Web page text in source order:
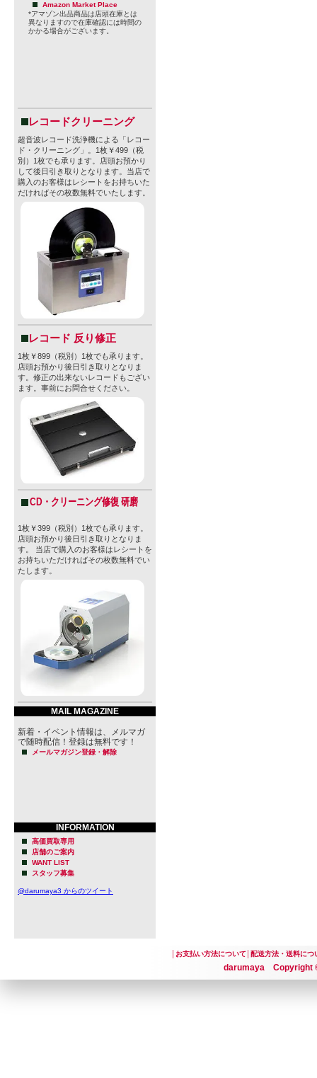
Amazon Market Place
*アマゾン出品商品は店頭在庫とは
異なりますので在庫確認には時間の
かかる場合がございます。
レコードクリーニング
超音波レコード洗浄機による「レコー
ド・クリーニング」。1枚￥499（税
別）1枚でも承ります。店頭お預かり
して後日引き取りとなります。当店で
購入のお客様はレシートをお持ちいた
だければその枚数無料でいたします。
レコード 反り修正
1枚￥899（税別）1枚でも承ります。
店頭お預かり後日引き取りとなりま
す。修正の出来ないレコードもござい
ます。事前にお問合せください。
CD・クリーニング修復 研磨
1枚￥399（税別）1枚でも承ります。
店頭お預かり後日引き取りとなりま
す。 当店で購入のお客様はレシートを
お持ちいただければその枚数無料でい
たします。
MAIL MAGAZINE
新着・イベント情報は、メルマガ
で随時配信！登録は無料です！
メールマガジン登録・解除
INFORMATION
高価買取専用
店舗のご案内
WANT LIST
スタッフ募集
@darumaya3 からのツイート
お支払い方法について│ 配送方法・送料につ
darumaya Copyright